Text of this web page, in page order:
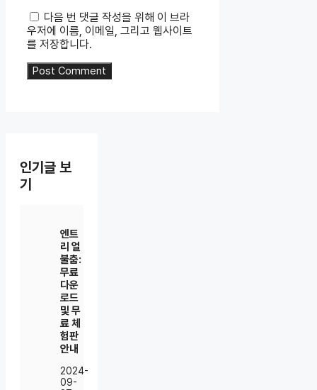
다음 번 댓글 작성을 위해 이 브라
우저에 이름, 이메일, 그리고 웹사이트
를 저장합니다.
인기글 보
기
엔트
리 얼
불춤:
무료
다운
로드
및 무
료 체
험판
안내
2024-
09-